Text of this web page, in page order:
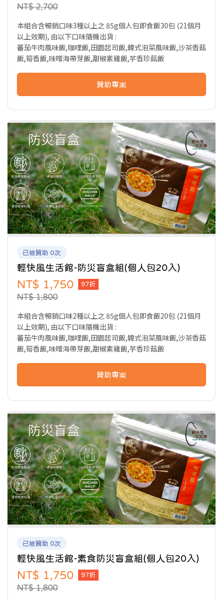
NT$ 2,700
本組合含暢銷口味3種以上之 85g個人包即食飯30包 (21個月
以上效期), 由以下口味隨機出貨 :
蕃茄牛肉風味飯,咖哩飯,田園起司飯,韓式泡菜風味飯,沙茶香菇
飯,筍香飯,味噌海帶芽飯,甜椒素雞飯,芋香珍菇飯
贊助專案
已被贊助 0次
輕快風生活館-防災盲盒組(個人包20入)
NT$ 1,750 97折
NT$ 1,800
本組合含暢銷口味2種以上之 85g個人包即食飯20包 (21個月
以上效期), 由以下口味隨機出貨 :
蕃茄牛肉風味飯,咖哩飯,田園起司飯,韓式泡菜風味飯,沙茶香菇
飯,筍香飯,味噌海帶芽飯,甜椒素雞飯,芋香珍菇飯
贊助專案
已被贊助 0次
輕快風生活館-素食防災盲盒組(個人包20入)
NT$ 1,750 97折
NT$ 1,800